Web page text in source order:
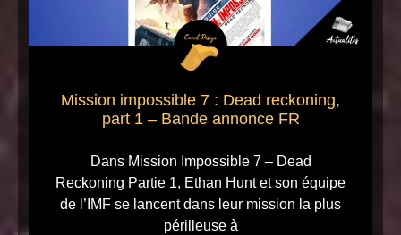
Mission impossible 7 : Dead reckoning,
part 1 – Bande annonce FR
Dans Mission Impossible 7 – Dead
Reckoning Partie 1, Ethan Hunt et son équipe
de l’IMF se lancent dans leur mission la plus
périlleuse à